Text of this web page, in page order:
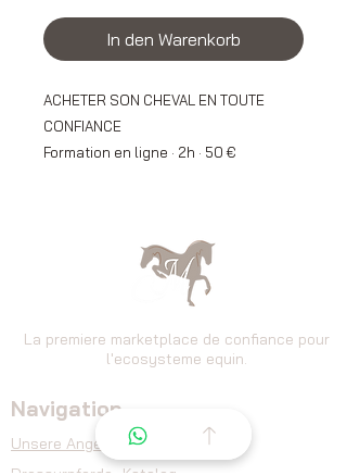
In den Warenkorb
ACHETER SON CHEVAL EN TOUTE
CONFIANCE
Formation en ligne · 2h · 50 €
vous ne savez pas vraiment par où
Ce webinaire vous donne les clés
concrètes pour acheter au bon prix,
éviter les pièges classiques et arriver
AU PROGRAMME
La premiere marketplace de confiance pour
l'ecosysteme equin.
Navigation
Unsere Angebote